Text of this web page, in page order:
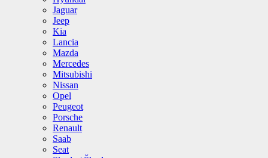
Jaguar
Jeep
Kia
Lancia
Mazda
Mercedes
Mitsubishi
Nissan
Opel
Peugeot
Porsche
Renault
Saab
Seat